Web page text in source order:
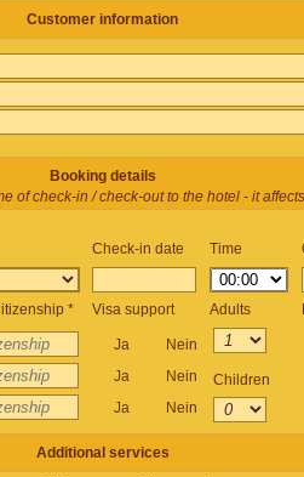
Customer information
Booking details
of check-in / check-out to the hotel - it
Check-in date Time
* Visa support Adults
Ja
Nein
Ja
Nein
Ja
Nein
Children
Additional services